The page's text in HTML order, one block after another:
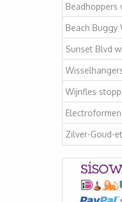
Beadhoppers
Beach Buggy
Sunset Blvd
Wijnfles
Electroformen
Zilver-Goud-